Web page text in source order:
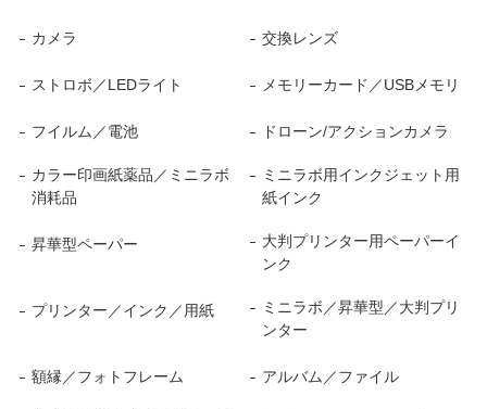
カメラ 交換レンズ
ストロボ／LEDライト メモリーカード／USBメモリ
フイルム／電池 ドローン/アクションカメラ
カラー印画紙薬品／ミニラボ
消耗品
ミニラボ用インクジェット用
紙インク
昇華型ペーパー
大判プリンター用ペーパーイ
ンク
プリンター／インク／用紙
ミニラボ／昇華型／大判プリ
ンター
額縁／フォトフレーム アルバム／ファイル